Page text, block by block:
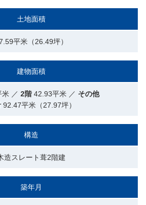
土地面積
平米（26.49坪）
建物面積
／ 2階42.93平米 ／ その他
92.47平米（27.97坪）
構造
造スレート葺2階建
築年月